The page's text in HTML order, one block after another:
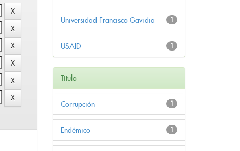
1
Universidad Francisco Gavidia
1
USAID
Título
1
Corrupción
1
Endémico